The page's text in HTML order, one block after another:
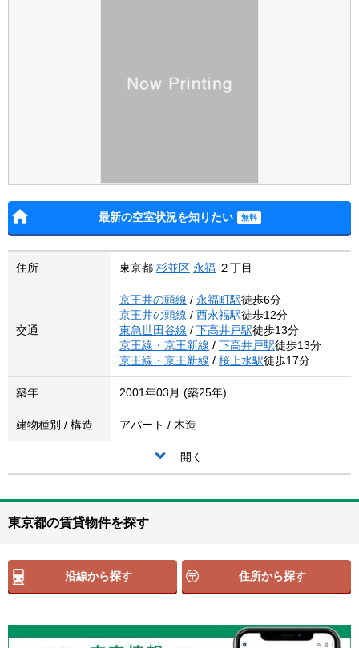
最新の空室状況を知りたい
住所 東京都 杉並区 永福 ２丁目
交通
京王井の頭線 / 永福町駅徒歩6分
京王井の頭線 / 西永福駅徒歩12分
東急世田谷線 / 下高井戸駅徒歩13分
京王線・京王新線 / 下高井戸駅徒歩13分
京王線・京王新線 / 桜上水駅徒歩17分
築年 2001年03月 (築25年)
建物種別 / 構造 アパート / 木造
開く
東京都の賃貸物件を探す
沿線から探す 住所から探す